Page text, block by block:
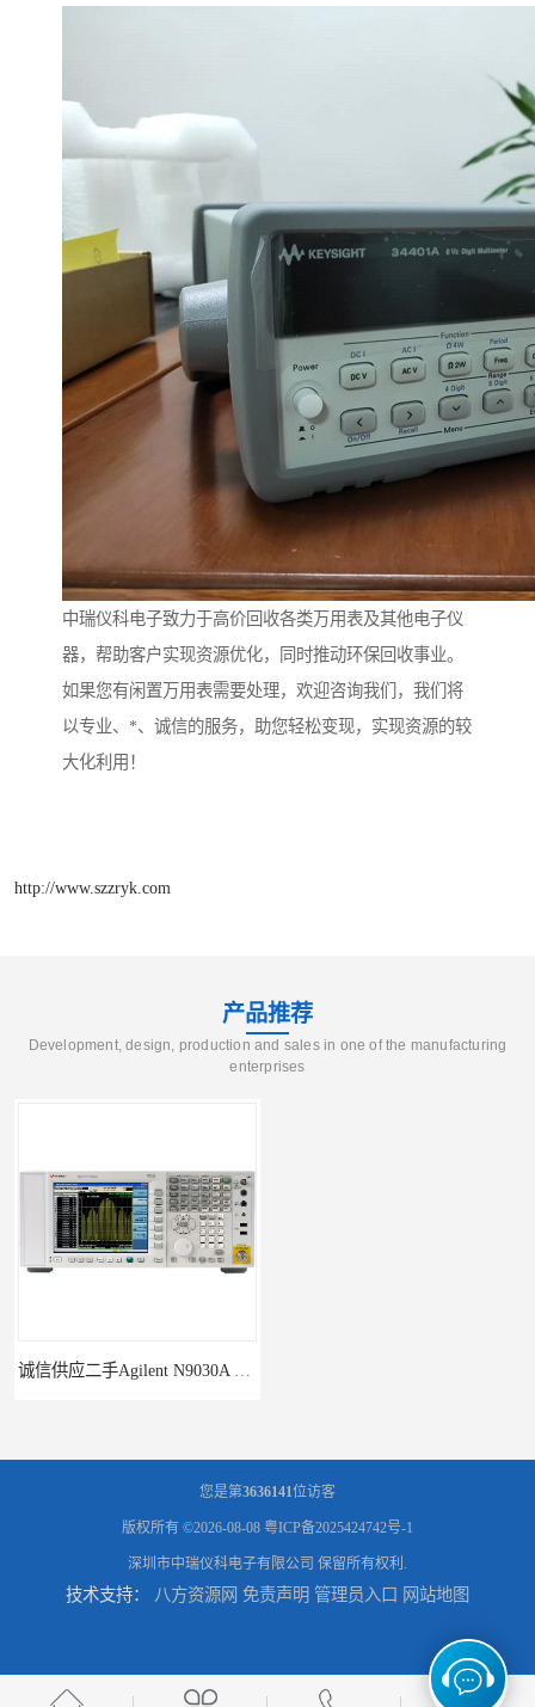
中瑞仪科电子致力于高价回收各类万用表及其他电子仪
器，帮助客户实现资源优化，同时推动环保回收事业。
如果您有闲置万用表需要处理，欢迎咨询我们，我们将
以专业、*、诚信的服务，助您轻松变现，实现资源的较
大化利用！
http://www.szzryk.com
产品推荐
Development, design, production and sales in one of the manufacturing
enterprises
回收供应二手Agilent N9000A PSA系列频谱分析仪 回收供应二手Agilent E4440A PSA系列频谱分析仪
您是第3636141位访客
版权所有 ©2026-08-08 粤ICP备2025424742号-1
深圳市中瑞仪科电子有限公司 保留所有权利.
技术支持： 八方资源网 免责声明 管理员入口 网站地图